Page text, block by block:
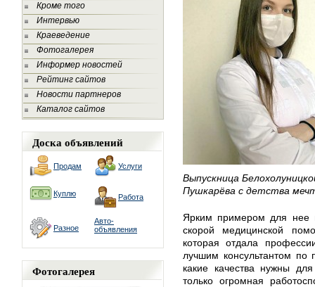
Кроме того
Интервью
Краеведение
Фотогалерея
Информер новостей
Рейтинг сайтов
Новости партнеров
Каталог сайтов
Доска объявлений
Продам Услуги
Куплю Работа
Разное
Авто-
объявления
Фотогалерея
Выпускница
Пушкарёва с детства
Ярким примером для нее
скорой медицинской
которая отдала
лучшим консультантом по
какие качества нужны
только огромная